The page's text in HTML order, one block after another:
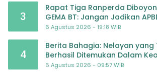
3
Rapat Tiga Ranperda
GEMA BT: Jangan Jadikan
Pembiayaan yang Tak Perlu
6 Agustus 2026 - 19:18 WIB
4
Berita Bahagia: Nelayan yang
Berhasil Ditemukan Dalam
6 Agustus 2026 - 09:57 WIB